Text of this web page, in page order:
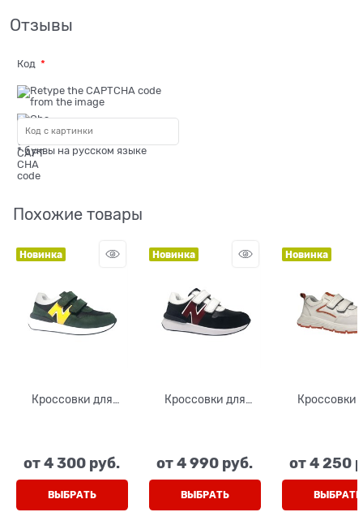
Отзывы
Код
* буквы на русском языке
Похожие товары
Новинка
Кроссовки для
от4 300 руб.
ВЫБРАТЬ
Новинка
Кроссовки для
от4 990 руб.
ВЫБРАТЬ
Новинка
Кроссовки
липучки
от4 250
ВЫБРАТЬ